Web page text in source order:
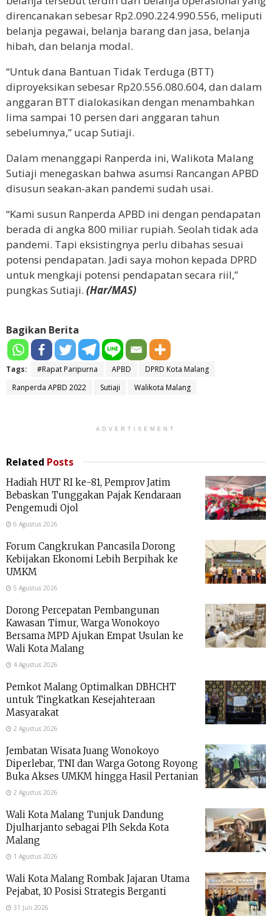
direncanakan sebesar Rp2.090.224.990.556, meliputi
belanja pegawai, belanja barang dan jasa, belanja
hibah, dan belanja modal.
“Untuk dana Bantuan Tidak Terduga (BTT)
diproyeksikan sebesar Rp20.556.080.604, dan dalam
anggaran BTT dialokasikan dengan menambahkan
lima sampai 10 persen dari anggaran tahun
sebelumnya,” ucap Sutiaji.
Dalam menanggapi Ranperda ini, Walikota Malang
Sutiaji menegaskan bahwa asumsi Rancangan APBD
disusun seakan-akan pandemi sudah usai.
“Kami susun Ranperda APBD ini dengan pendapatan
berada di angka 800 miliar rupiah. Seolah tidak ada
pandemi. Tapi eksistingnya perlu dibahas sesuai
potensi pendapatan. Jadi saya mohon kepada DPRD
untuk mengkaji potensi pendapatan secara riil,”
pungkas Sutiaji. (Har/MAS)
Bagikan Berita
Tags: #Rapat Paripurna APBD
DPRD Kota Malang
Ranperda APBD 2022
Sutiaji Walikota Malang
ADVERTISEMENT
Related Posts
Hadiah HUT RI ke-81, Pemprov Jatim
Bebaskan Tunggakan Pajak Kendaraan
Pengemudi Ojol
6 Agustus 2026
Forum Cangkrukan Pancasila Dorong
Kebijakan Ekonomi Lebih Berpihak ke
UMKM
5 Agustus 2026
Dorong Percepatan Pembangunan
Kawasan Timur, Warga Wonokoyo
Bersama MPD Ajukan Empat Usulan ke
Wali Kota Malang
4 Agustus 2026
Pemkot Malang Optimalkan DBHCHT
untuk Tingkatkan Kesejahteraan
Masyarakat
2 Agustus 2026
Jembatan Wisata Juang Wonokoyo
Diperlebar, TNI dan Warga Gotong Royong
Buka Akses UMKM hingga Hasil Pertanian
2 Agustus 2026
Wali Kota Malang Tunjuk Dandung
Djulharjanto sebagai Plh Sekda Kota
Malang
1 Agustus 2026
Wali Kota Malang Rombak Jajaran Utama
Pejabat, 10 Posisi Strategis Berganti
31 Juli 2026